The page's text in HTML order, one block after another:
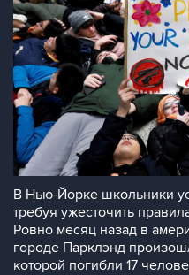
В Нью-Йорке школьники
требуя ужесточить
Ровно месяц назад в
городе Парклэнд
которой погибли 17